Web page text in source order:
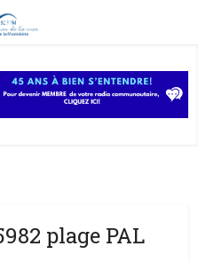
plage PAL